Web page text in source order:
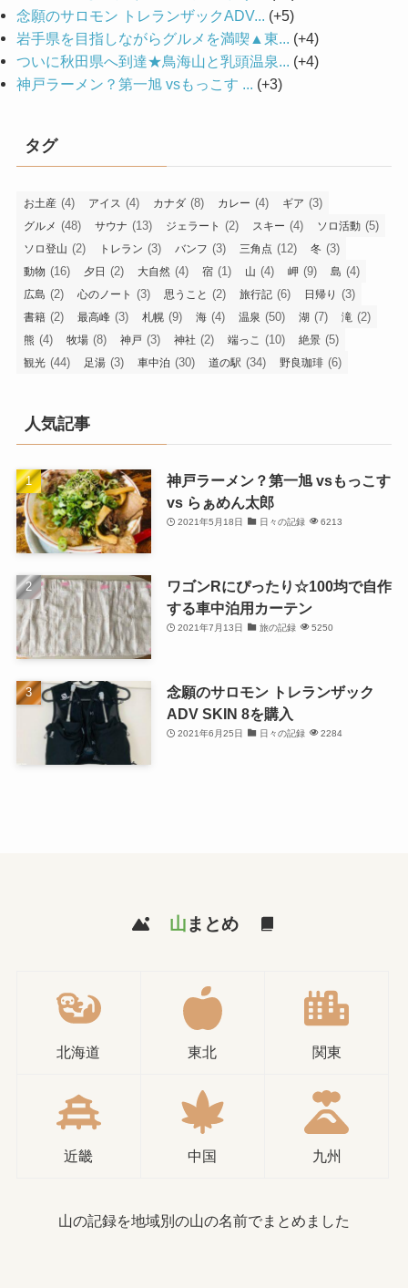
念願のサロモン トレランザックADV... +5
岩手県を目指しながらグルメを満喫▲東... +4
ついに秋田県へ到達★鳥海山と乳頭温泉... +4
神戸ラーメン？第一旭 vsもっこす ... +3
タグ
お土産 (4) アイス (4) カナダ (8) カレー (4) ギア (3)
グルメ (48) サウナ (13) ジェラート (2) スキー (4) ソロ活動 (5)
ソロ登山 (2) トレラン (3) バンフ (3) 三角点 (12) 冬 (3)
動物 (16) 夕日 (2) 大自然 (4) 宿 (1) 山 (4) 岬 (9) 島 (4)
広島 (2) 心のノート (3) 思うこと (2) 旅行記 (6) 日帰り (3)
書籍 (2) 最高峰 (3) 札幌 (9) 海 (4) 温泉 (50) 湖 (7) 滝 (2)
熊 (4) 牧場 (8) 神戸 (3) 神社 (2) 端っこ (10) 絶景 (5)
観光 (44) 足湯 (3) 車中泊 (30) 道の駅 (34) 野良珈琲 (6)
人気記事
神戸ラーメン？第一旭 vsもっこす
vs らぁめん太郎
2021年5月18日 日々の記録 6213
ワゴンRにぴったり☆100均で自作
する車中泊用カーテン
2021年7月13日 旅の記録 5250
念願のサロモン トレランザック
ADV SKIN 8を購入
2021年6月25日 日々の記録 2284
山 まとめ
北海道 東北 関東
近畿 中国 九州
山の記録を地域別の山の名前でまとめました